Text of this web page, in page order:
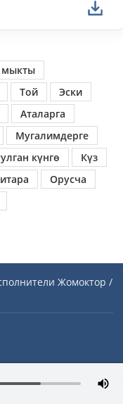
Той
Эски
Аталарга
Мугалимдерге
күнгө
Күз
Орусча
Жомоктор /